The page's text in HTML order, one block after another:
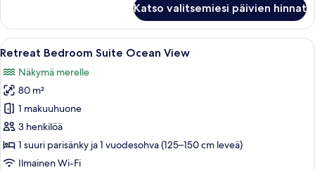
Suite
Ocean
View
Katso valitsemiesi päivien hinnat
Avaa
kaikki
huonetyypin
Retreat
Bedroom
Suite
Ocean
View
Tilava makuuhuone, jossa on suuri
6
Retreat Bedroom Suite Ocean View
Näkymä merelle
80 m²
1 makuuhuone
3 henkilöä
1 suuri parisänky ja 1 vuodesohva (125–150 cm leveä)
Ilmainen Wi-Fi